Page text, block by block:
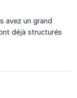
avez un grand
déjà structurés